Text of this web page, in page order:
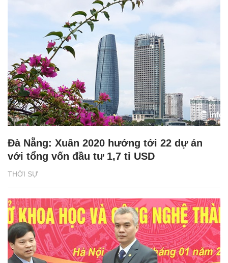
THỜI SỰ
Đà Nẵng: Xuân 2020 hướng tới 22 dự án
với tổng vốn đầu tư 1,7 tỉ USD